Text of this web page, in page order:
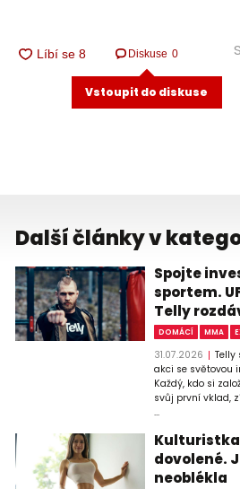
Diskuse 0
Vstoupit do diskuse
Další články v
Spojte
sportem.
Telly
DOMÁCÍ MMA
31.07.2026
Telly
akci se světovou
Každý, kdo si
svůj první vklad,
...
Kulturistka
dovolené.
neoblékla